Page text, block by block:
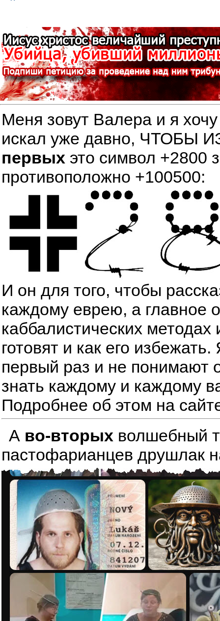
Меня зовут Валера и я
искал уже давно,
первых это символ +2800
противоположно +100500:
И он для того, чтобы
каждому еврею, а главное
каббалистических
готовят и как его
первый раз и не понимают
знать каждому и каждому
Подробнее об этом на
А во-вторых волшебный
пастофарианцев друшлак